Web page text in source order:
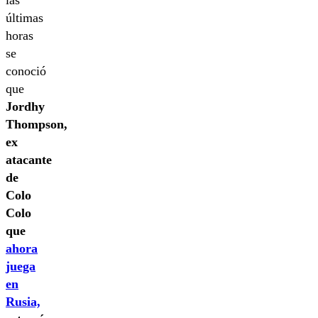
últimas
horas
se
conoció
que
Jordhy
Thompson,
ex
atacante
de
Colo
Colo
que
ahora
juega
en
Rusia,